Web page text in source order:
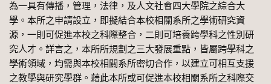
為一具有傳播，管理，法律，及人文社會四大學院之綜合大
學。本所之申請設立，即擬結合本校相關系所之學術研究資
源，一則可促進本校之科際整合，二則可培養跨學科之性別研
究人才。詳言之，本所所規劃之三大發展重點，皆屬跨學科之
學術領域，均需與本校相關系所密切合作，以建立可相互支援
之教學與研究學群。藉此本所或可促進本校相關系所之科際交